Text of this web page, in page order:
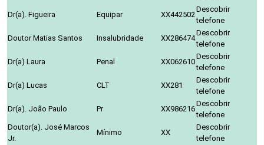
Dr(a). Figueira
Equipar XX442502
Descobrir
telefone
Doutor Matias Santos
Insalubridade XX286474
Descobrir
telefone
Dr(a) Laura
Penal XX062610
Descobrir
telefone
Dr(a) Lucas
CLT XX281
Descobrir
telefone
Dr(a). João Paulo
Pr XX986216
Descobrir
telefone
Doutor(a). José Marcos
Jr.
Mínimo XX
Descobrir
telefone